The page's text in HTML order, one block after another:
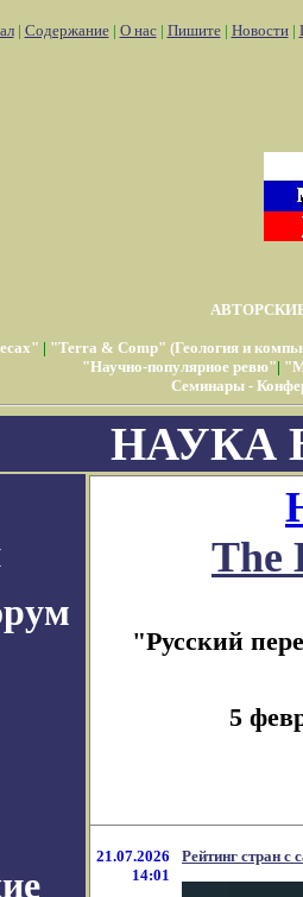
| Содержание| О нас| Пишите| Новости|
| "Terra & Comp" (Геология и
"Научно-популярное ревю"|
Семинары -
НАУКА
The
"Русский
5
21.07.2026
14:01
Рейтинг стран